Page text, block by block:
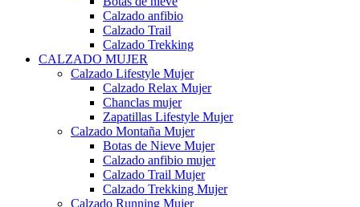
Calzado anfibio
Calzado Trail
Calzado Trekking
CALZADO MUJER
Calzado Lifestyle Mujer
Calzado Relax Mujer
Chanclas mujer
Zapatillas Lifestyle Mujer
Calzado Montaña Mujer
Botas de Nieve Mujer
Calzado anfibio mujer
Calzado Trail Mujer
Calzado Trekking Mujer
Calzado Running Mujer